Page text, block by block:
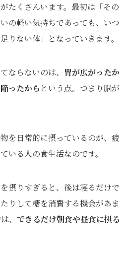
たくさんいます。最初は「その
の軽い気持ちであっても、いつ
りない体」となっていきます。
ならないのは、 胃が広がったか
ったから という点。つまり脳が
を日常的に摂っているのが、疲
いる人の食生活なのです。
摂りすぎると、後は寝るだけで
りして糖を消費する機会があま
、 できるだけ朝食や昼食に摂る